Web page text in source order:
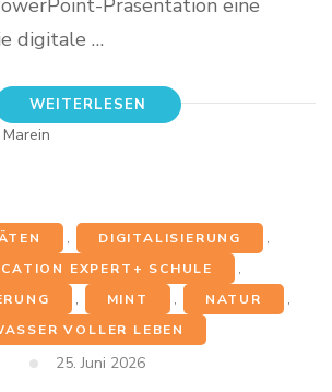
Präsentation eine
digitale …
WEITERLESEN
, DIGITALISIERUNG
,
EXPERT+ SCHULE
,
, MINT , NATUR
,
VOLLER LEBEN
25. Juni 2026